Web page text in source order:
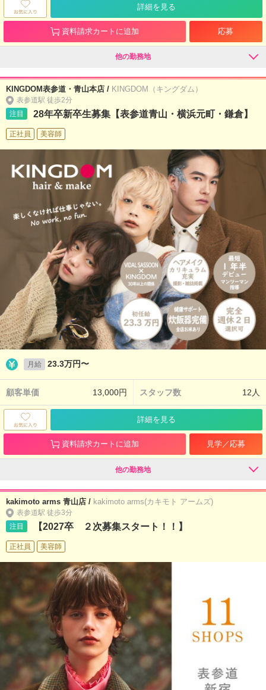
詳細を見る
資料請求カートに追加 応募
他の勤務地
KINGDOM表参道・青山本店 / KINGDOM（キングダム）
表参道駅 徒歩2分
注目
28年卒新卒生募集【表参道青山・横浜元町・鎌倉】
正社員 美容師
月給 23.3万円〜
顧客単価 13,000円 スタッフ数 12人
詳細を見る
資料請求カートに追加 見学／応募
他の勤務地
kakimoto arms 青山店 / kakimoto arms(カキモト アームズ)
表参道駅 徒歩3分
注目
【2027卒 ２次募集スタート！！】
正社員 美容師